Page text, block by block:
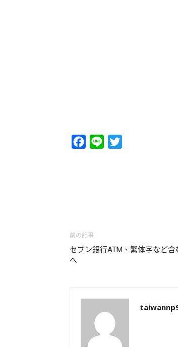
Facebook
Line
前の記事
セブン銀行ATM、繁体字など
へ